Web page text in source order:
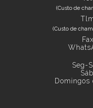
(Custo de
(Custo de
Seg-
Domingos